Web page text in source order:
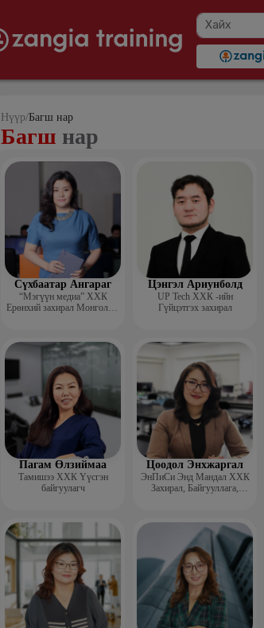
Нүүр/Багш нар
Багш нар
Сүхбаатар Ангараг
“Мэгүүн медиа” ХХК
Ерөнхий захирал Монголын
Цэнгэл Ариунболд
UP Tech ХХК -ийн
Гүйцэтгэх захирал
Пагам Өлзиймаа
Тамишээ ХХК Үүсгэн
байгуулагч
Цоодол Энхжаргал
ЭнПиСи Энд Мандал ХХК
Захирал, Байгууллага,